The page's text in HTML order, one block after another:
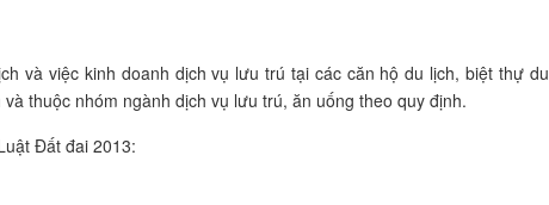
và việc kinh doanh dịch vụ lưu trú tại các căn hộ du lịch, biệt thự du
thuộc nhóm ngành dịch vụ lưu trú, ăn uống theo quy định.
Đất đai 2013: